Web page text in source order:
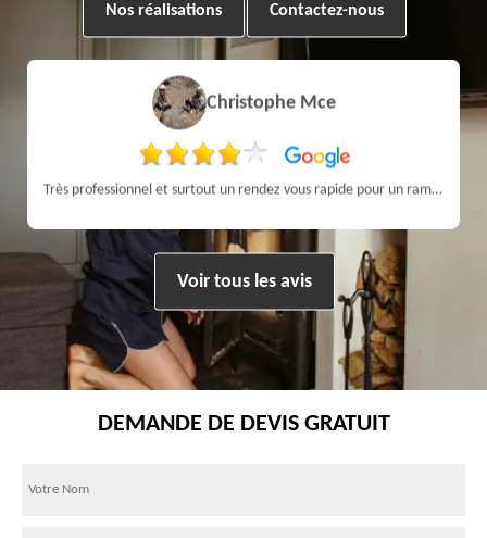
Nos réalisations Contactez-nous
Christophe Mce
Très professionnel et surtout un rendez vous rapide pour un ramonage efficace
Voir tous les avis
DEMANDE DE DEVIS GRATUIT